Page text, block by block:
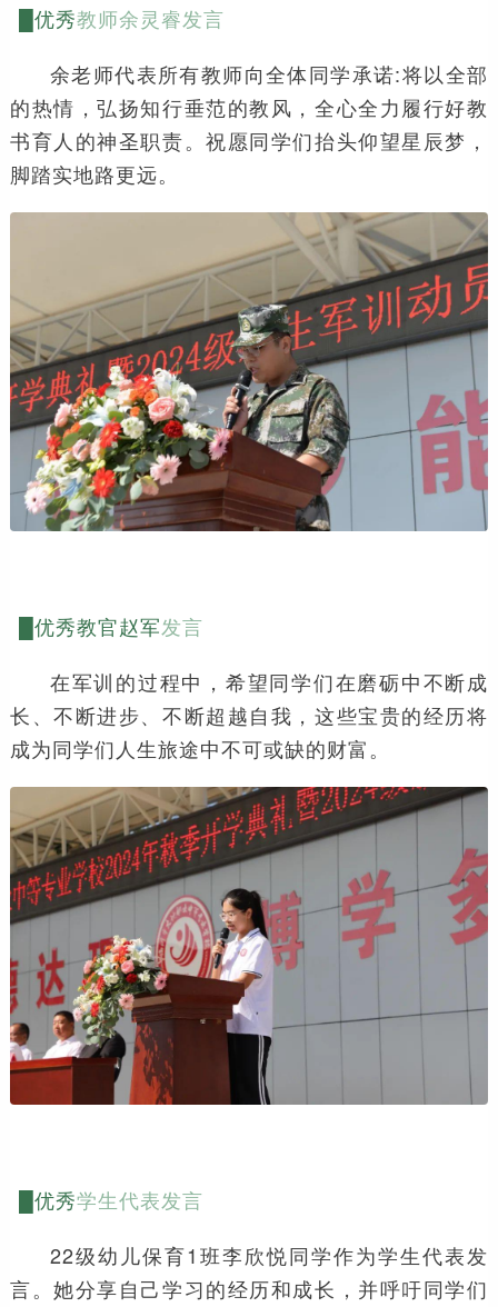
█优秀教师余灵睿发言
余老师代表所有教师向全体同学承诺:将以全部
的热情，弘扬知行垂范的教风，全心全力履行好教
书育人的神圣职责。祝愿同学们抬头仰望星辰梦，
脚踏实地路更远。
█优秀教官赵军发言
在军训的过程中，希望同学们在磨砺中不断成
长、不断进步、不断超越自我，这些宝贵的经历将
成为同学们人生旅途中不可或缺的财富。
█优秀学生代表发言
22级幼儿保育1班李欣悦同学作为学生代表发
言。她分享自己学习的经历和成长，并呼吁同学们